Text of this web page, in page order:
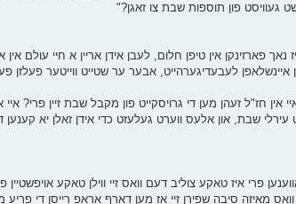
געוויסט פון תוספות שבת צו זאגן?"
פארזינקן אין טיפן חלום, לעבן אידן אריין א חיי עולם
איינשלאפן לעבעדיגערהייט, אבער ער שטייט ווייטער
אין חז"ל זעהן מען די גרויסקייט פון מקבל שבת זיין פרי?
שבת, און אלעס ווערט געלעזט כדי אידן זאלן יא קענען
פרי איז טאקע צוליב דעם וואס זיי ווילן טאקע
יא שפעט, שלאפן אריין ביז 9:15. אבער די וואס מאיזה סיבה שפירן זיי אז מען דארף